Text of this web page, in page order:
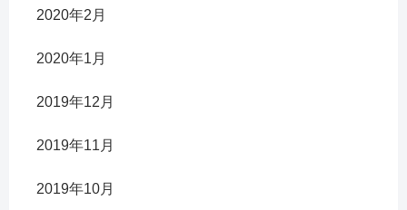
2020年2月
2020年1月
2019年12月
2019年11月
2019年10月